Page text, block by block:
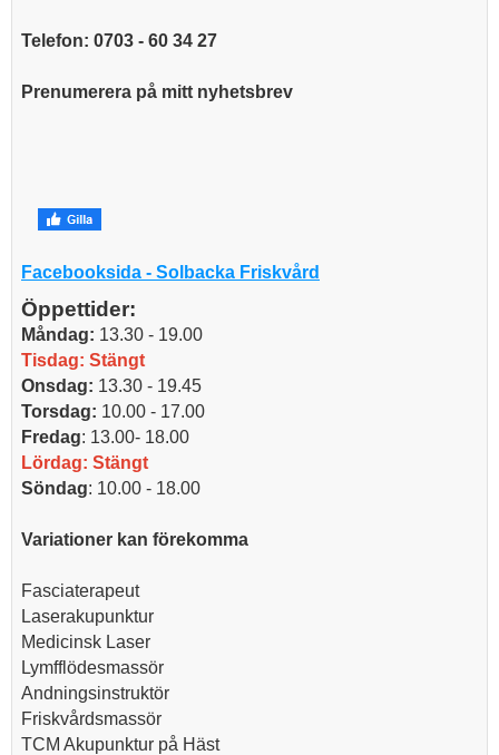
Telefon: 0703 - 60 34 27
Prenumerera på mitt nyhetsbrev
Facebooksida - Solbacka Friskvård
Öppettider:
Måndag: 13.30 - 19.00
Tisdag: Stängt
Onsdag: 13.30 - 19.45
Torsdag: 10.00 - 17.00
Fredag: 13.00- 18.00
Lördag: Stängt
Söndag: 10.00 - 18.00
Variationer kan förekomma
Fasciaterapeut
Laserakupunktur
Medicinsk Laser
Lymfflödesmassör
Andningsinstruktör
Friskvårdsmassör
TCM Akupunktur på Häst